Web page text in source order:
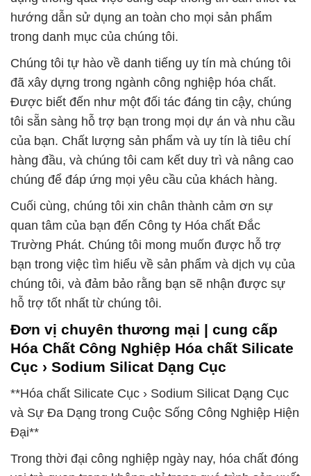
hướng dẫn sử dụng an toàn cho mọi sản phẩm
trong danh mục của chúng tôi.
Chúng tôi tự hào về danh tiếng uy tín mà chúng tôi
đã xây dựng trong ngành công nghiệp hóa chất.
Được biết đến như một đối tác đáng tin cậy, chúng
tôi sẵn sàng hỗ trợ bạn trong mọi dự án và nhu cầu
của bạn. Chất lượng sản phẩm và uy tín là tiêu chí
hàng đầu, và chúng tôi cam kết duy trì và nâng cao
chúng để đáp ứng mọi yêu cầu của khách hàng.
Cuối cùng, chúng tôi xin chân thành cảm ơn sự
quan tâm của bạn đến Công ty Hóa chất Đắc
Trường Phát. Chúng tôi mong muốn được hỗ trợ
bạn trong việc tìm hiểu về sản phẩm và dịch vụ của
chúng tôi, và đảm bảo rằng bạn sẽ nhận được sự
hỗ trợ tốt nhất từ chúng tôi.
Đơn vị chuyên thương mại | cung cấp
Hóa Chất Công Nghiệp Hóa chất Silicate
Cục › Sodium Silicat Dạng Cục
**Hóa chất Silicate Cục › Sodium Silicat Dạng Cục
và Sự Đa Dạng trong Cuộc Sống Công Nghiệp Hiện
Đại**
Trong thời đại công nghiệp ngày nay, hóa chất đóng